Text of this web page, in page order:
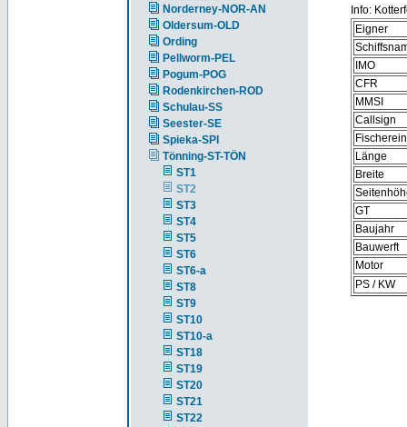
Norderney-NOR-AN
Oldersum-OLD
Ording
Pellworm-PEL
Pogum-POG
Rodenkirchen-ROD
Schulau-SS
Seester-SE
Spieka-SPI
Tönning-ST-TÖN
ST1
ST2
ST3
ST4
ST5
ST6
ST6-a
ST8
ST9
ST10
ST10-a
ST18
ST19
ST20
ST21
ST22
Info:
Eigner
IMO
CFR
MMSI
Callsign
Länge
Breite
GT
Baujahr
Bauwerft
Motor
PS / KW